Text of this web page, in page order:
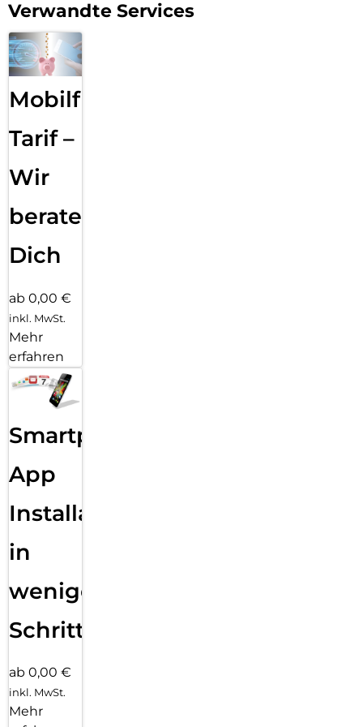
Verwandte Services
Mobilfunk
Tarif –
Wir
beraten
Dich
ab 0,00 €
inkl. MwSt.
Mehr
erfahren
Smartphone
App
Installation
in
wenigen
Schritten
ab 0,00 €
inkl. MwSt.
Mehr